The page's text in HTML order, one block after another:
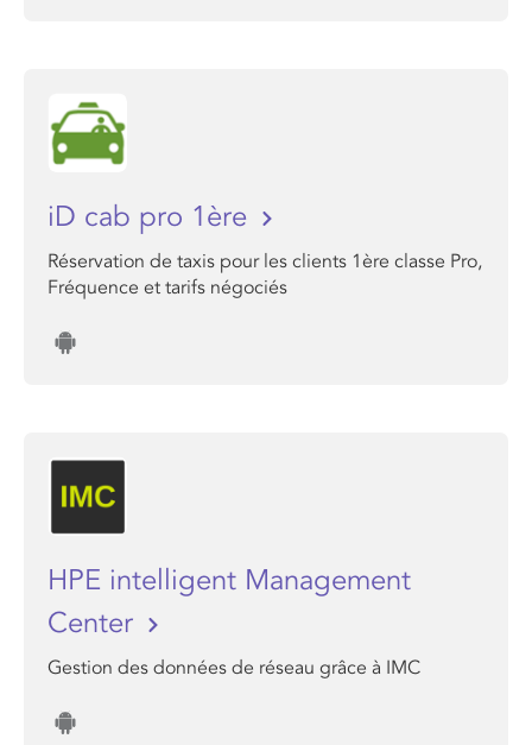
iD cab pro 1ère
Réservation de taxis pour les clients 1ère classe Pro,
Fréquence et tarifs négociés
HPE intelligent Management
Center
Gestion des données de réseau grâce à IMC